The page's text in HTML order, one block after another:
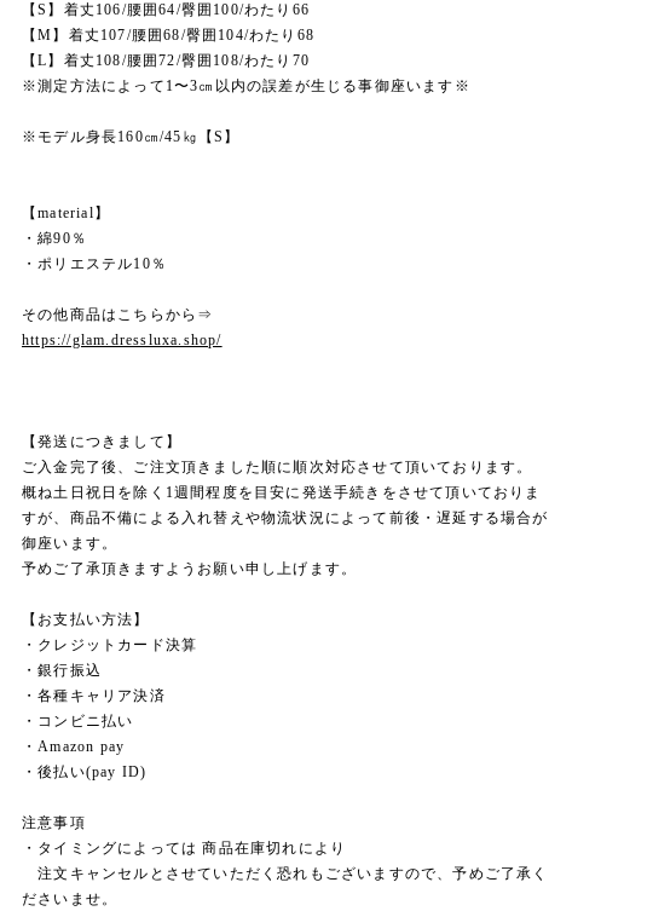
【S】着丈106/腰囲64/臀囲100/わたり66
【M】着丈107/腰囲68/臀囲104/わたり68
【L】着丈108/腰囲72/臀囲108/わたり70
※測定方法によって1〜3㎝以内の誤差が生じる事御座います※
※モデル身長160㎝/45㎏【S】
【material】
・綿90％
・ポリエステル10％
その他商品はこちらから⇒
https://glam.dressluxa.shop/
【発送につきまして】
ご入金完了後、ご注文頂きました順に順次対応させて頂いております。
概ね土日祝日を除く1週間程度を目安に発送手続きをさせて頂いておりま
すが、商品不備による入れ替えや物流状況によって前後・遅延する場合が
御座います。
予めご了承頂きますようお願い申し上げます。
【お支払い方法】
・クレジットカード決算
・銀行振込
・各種キャリア決済
・コンビニ払い
・Amazon pay
・後払い(pay ID)
注意事項
・タイミングによっては 商品在庫切れにより
注文キャンセルとさせていただく恐れもございますので、予めご了承く
ださいませ。